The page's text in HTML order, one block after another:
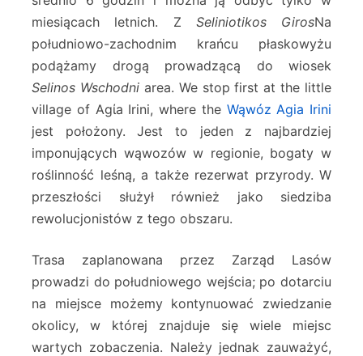
miesiącach letnich. Z Seliniotikos GirosNa
południowo-zachodnim krańcu płaskowyżu
podążamy drogą prowadzącą do wiosek
Selinos Wschodniarea. We stop first at the little
village of Agίa Irini, where the Wąwóz Agia Irini
jest położony. Jest to jeden z najbardziej
imponujących wąwozów w regionie, bogaty w
roślinność leśną, a także rezerwat przyrody. W
przeszłości służył również jako siedziba
rewolucjonistów z tego obszaru.
Trasa zaplanowana przez Zarząd Lasów
prowadzi do południowego wejścia; po dotarciu
na miejsce możemy kontynuować zwiedzanie
okolicy, w której znajduje się wiele miejsc
wartych zobaczenia. Należy jednak zauważyć,